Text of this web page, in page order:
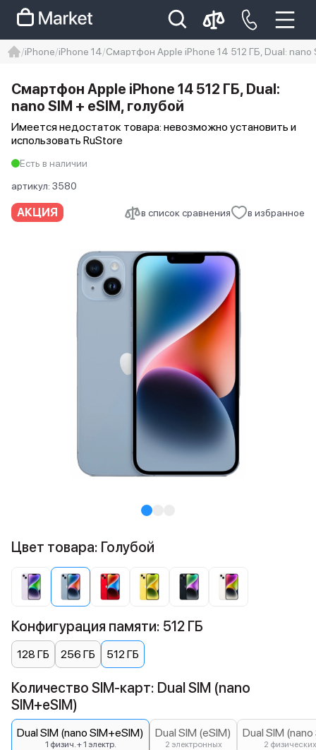
Iphone 14 pro max
айфон 14
iPhone iPhone 14 Смартфон Apple iPhone 14 512 ГБ, Dual: nano
АКЦИЯ в список сравнения в избранное
Смартфон Apple iPhone 14 512 ГБ, Dual:
nano SIM + eSIM, голубой
Имеется недостаток товара: невозможно установить и
использовать RuStore
Есть в наличии
артикул: 3580
Цвет товара: Голубой
Конфигурация памяти: 512 ГБ
128 ГБ 256 ГБ 512 ГБ
Количество SIM-карт: Dual SIM (nano
SIM+eSIM)
Dual SIM (nano SIM+eSIM)
1 физич. + 1 электр.
Dual SIM (eSIM)
2 электронных
Dual SIM
2 физических